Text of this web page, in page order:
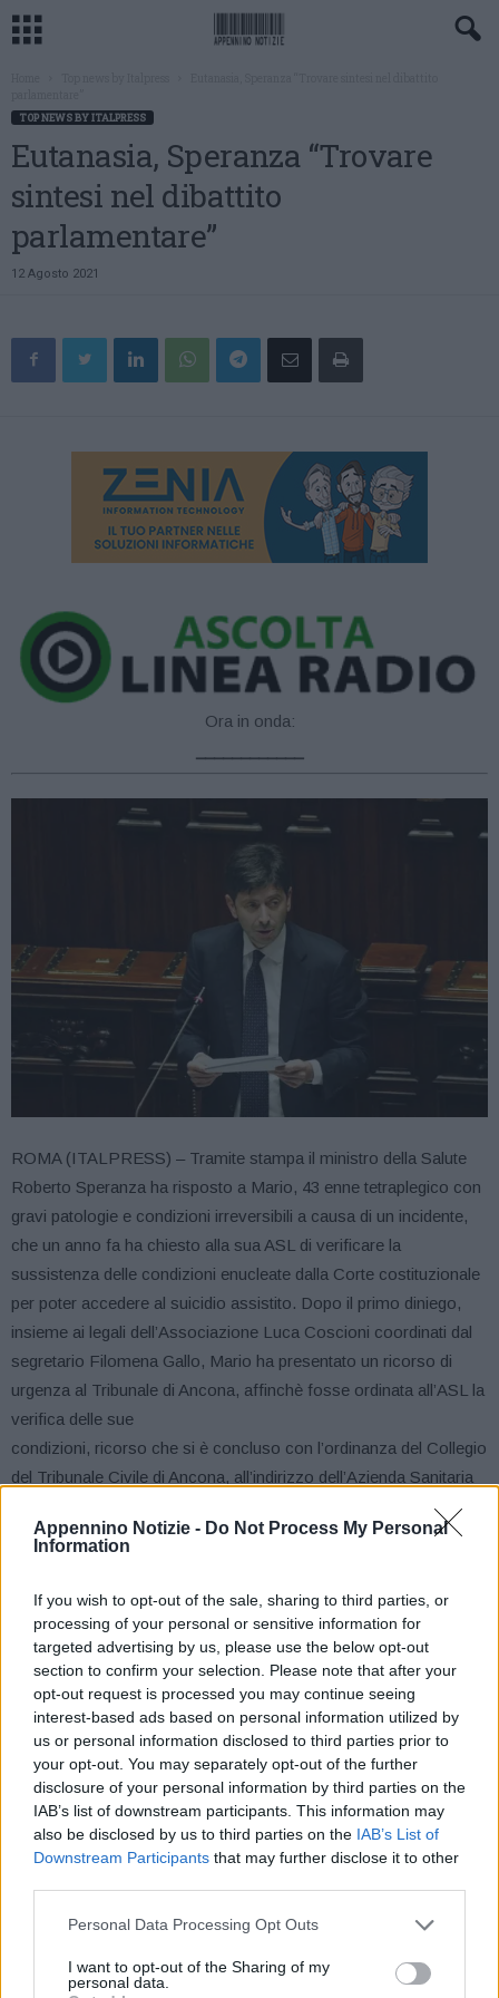
Appennino Notizie - Do Not Process My Personal
Information
If you wish to opt-out of the sale, sharing to third parties, or
processing of your personal or sensitive information for
targeted advertising by us, please use the below opt-out
section to confirm your selection. Please note that after your
opt-out request is processed you may continue seeing
interest-based ads based on personal information utilized by
us or personal information disclosed to third parties prior to
your opt-out. You may separately opt-out of the further
disclosure of your personal information by third parties on the
IAB’s list of downstream participants. This information may
also be disclosed by us to third parties on the IAB’s List of
Downstream Participants that may further disclose it to other
Personal Data Processing Opt Outs
I want to opt-out of the Sharing of my
personal data.
TOP NEWS BY ITALPRESS
Eutanasia, Speranza “Trovare
sintesi nel dibattito
parlamentare”
12 Agosto 2021
Ora in onda:
ROMA (ITALPRESS) – Tramite stampa il ministro della Salute
Roberto Speranza ha risposto a Mario, 43 enne tetraplegico con
gravi patologie e condizioni irreversibili a causa di un incidente,
che un anno fa ha chiesto alla sua ASL di verificare la
sussistenza delle condizioni enucleate dalla Corte costituzionale
per poter accedere al suicidio assistito. Dopo il primo diniego,
insieme ai legali dell’Associazione Luca Coscioni coordinati dal
segretario Filomena Gallo, Mario ha presentato un ricorso di
urgenza al Tribunale di Ancona, affinchè fosse ordinata all’ASL la
verifica delle sue
condizioni, ricorso che si è concluso con l’ordinanza del Collegio
del Tribunale Civile di Ancona, all’indirizzo dell’Azienda Sanitaria
Unica Regionale delle Marche di provvedere, previa acquisizione
del relativo parere del Comitato etico territorialmente
a partire verifica delle condizioni.
Nonostante l’ordinanza del tribunale dall’ASUR Marche non è
ancora arrivato alcun segnale.
Mario nei giorni scorsi si è rivolto, con una lettera, all’Asur e alle
Istituzioni, compreso il ministro Speranza, che oggi, tra le altre
cose, ha risposto: “Il Ministero della Salute ha avviato già nei
mesi scorsi un confronto con le Regioni che ha l’obiettivo di
superare due problemi che rischiano di ostacolare l’attuazione
della sentenza della Consulta o di produrre una sua applicazione
non omogenea nei diversi territori. Il primo riguarda una
Consulta ha affidato loro, sottolineando la necessità di un